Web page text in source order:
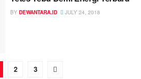
BY DEWANTARA.ID JULY 24, 2018
2 3